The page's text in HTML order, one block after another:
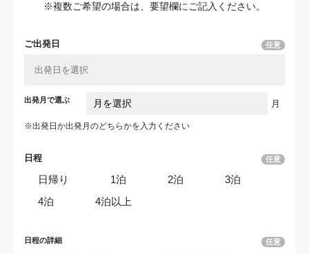
※複数ご希望の場合は、要望欄にご記入ください。
ご出発日 任意
出発月で選ぶ 月
※出発日か出発月のどちらかを入力ください
日程 任意
日帰り 1泊 2泊
3泊
4泊
4泊以上
日程の詳細 任意